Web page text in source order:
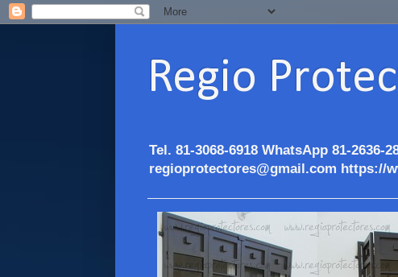
Regio
Tel. 81-3068-6918 WhatsApp 81-
regioprotectores@gmail.com https://